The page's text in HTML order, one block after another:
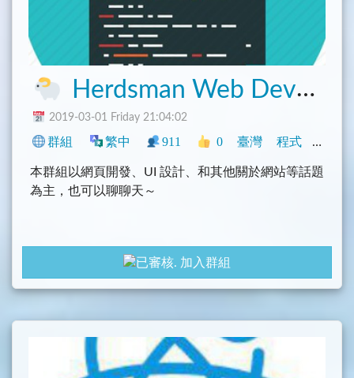
Herdsman Web Developer
2019-03-01 Friday 21:04:02
群組 繁中 911 0 臺灣 程式 科技
本群組以網頁開發、UI 設計、和其他關於網站等話題
為主，也可以聊聊天～
加入群組